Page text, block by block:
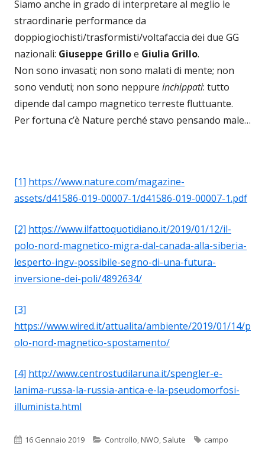
Siamo anche in grado di interpretare al meglio le
straordinarie performance da
doppiogiochisti/trasformisti/voltafaccia dei due GG
nazionali: Giuseppe Grilloe Giulia Grillo.
Non sono invasati; non sono malati di mente; non
sono venduti; non sono neppure inchippati: tutto
dipende dal campo magnetico terreste fluttuante.
Per fortuna c’è Nature perché stavo pensando male…
[1] https://www.nature.com/magazine-
assets/d41586-019-00007-1/d41586-019-00007-1.pdf
[2] https://www.ilfattoquotidiano.it/2019/01/12/il-
polo-nord-magnetico-migra-dal-canada-alla-siberia-
lesperto-ingv-possibile-segno-di-una-futura-
inversione-dei-poli/4892634/
[3]
https://www.wired.it/attualita/ambiente/2019/01/14/p
olo-nord-magnetico-spostamento/
[4] http://www.centrostudilaruna.it/spengler-e-
lanima-russa-la-russia-antica-e-la-pseudomorfosi-
illuminista.html
Pubblicato
16 Gennaio 2019 Categorie
Controllo,NWO, Salute Tag
campo